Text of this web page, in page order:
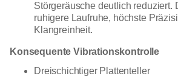
Störgeräusche deutlich reduziert.
ruhigere Laufruhe, höchste
Klangreinheit.
Konsequente Vibrationskontrolle
Dreischichtiger Plattenteller